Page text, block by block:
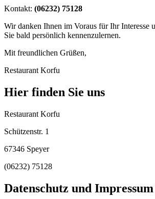
Kontakt: (06232) 75128
Wir danken Ihnen im Voraus für Ihr Interesse
Sie bald persönlich kennenzulernen.
Mit freundlichen Grüßen,
Restaurant Korfu
Hier finden Sie uns
Restaurant Korfu
Schützenstr. 1
67346 Speyer
(06232) 75128
Datenschutz und Impressum